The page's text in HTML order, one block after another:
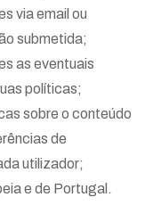
via email ou
submetida;
as eventuais
políticas;
sobre o conteúdo
de
utilizador;
e de Portugal.